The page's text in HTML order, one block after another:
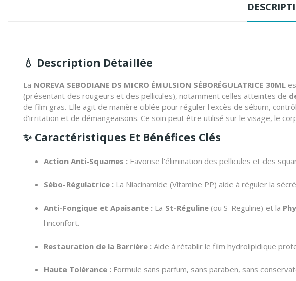
💧 Description Détaillée
La NOREVA SEBODIANE DS MICRO ÉMULSION SÉBORÉGULATRICE 30ML
(présentant des rougeurs et des pellicules), notamment celles atteintes de
de film gras. Elle agit de manière ciblée pour réguler l'excès de sébum,
d'irritation et de démangeaisons. Ce soin peut être utilisé sur le visage, le
✨ Caractéristiques Et Bénéfices Clés
Action Anti-Squames : Favorise l'élimination des pellicules et des
Sébo-Régulatrice : La Niacinamide (Vitamine PP) aide à réguler la
Anti-Fongique et Apaisante : La St-Réguline (ou S-Reguline) et la
l'inconfort.
Restauration de la Barrière : Aide à rétablir le film hydrolipidique
Haute Tolérance : Formule sans parfum, sans paraben, sans